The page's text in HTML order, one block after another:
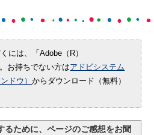
には、「Adobe（R）
お持ちでない方はアドビシステム
ドウ）からダウンロード（無料）
るために、ページのご感想をお聞